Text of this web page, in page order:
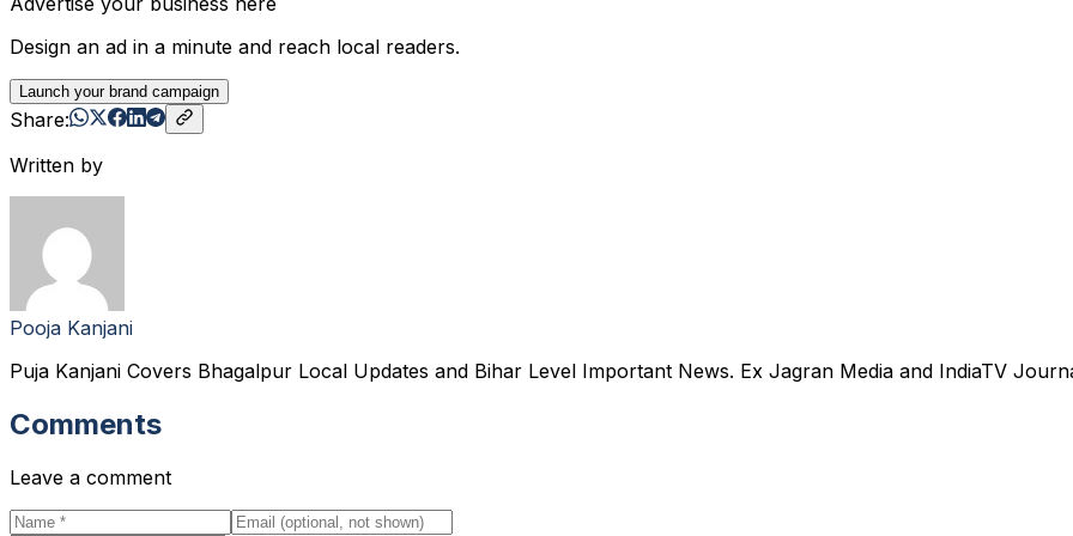
Design an ad in a minute and reach local readers.
Launch your brand campaign
Share:
Written by
Pooja Kanjani
Puja Kanjani Covers Bhagalpur Local Updates and Bihar Level Important News. Ex Jagran Media and IndiaTV
Comments
Leave a comment